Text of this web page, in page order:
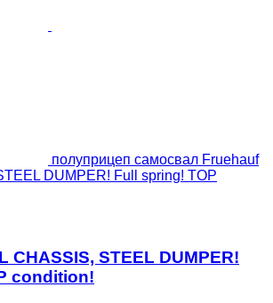
полуприцеп самосвал Fruehauf
DUMPER! Full spring! TOP
CHASSIS, STEEL DUMPER!
condition!